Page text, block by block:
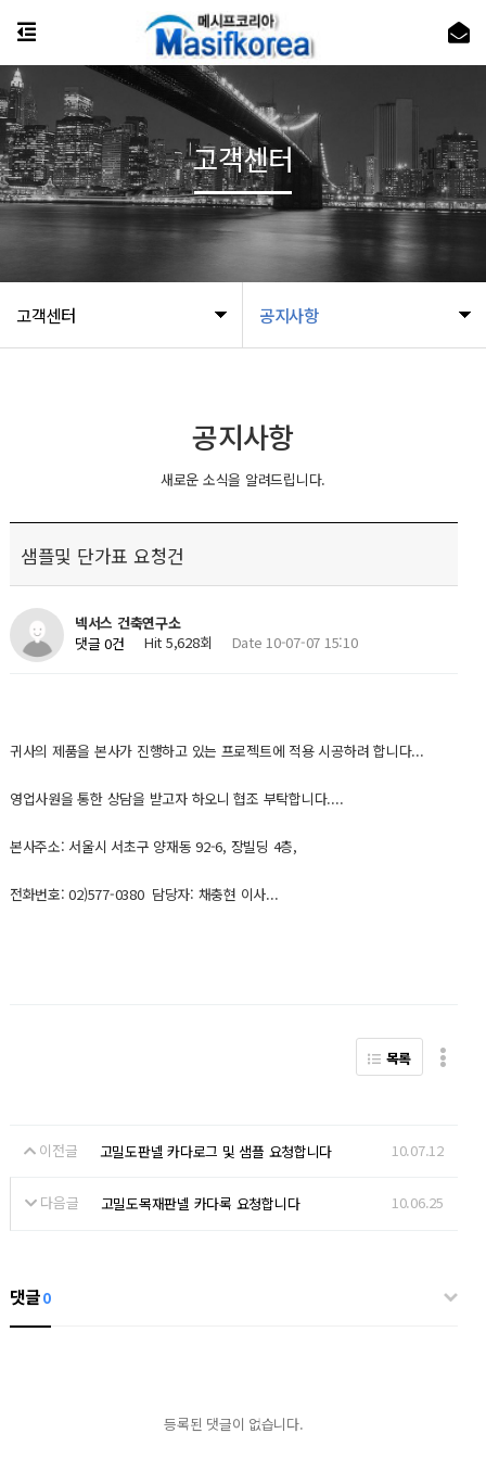
고객센터 공지사항
고객센터
공지사항
새로운 소식을 알려드립니다.
샘플및 단가표 요청건
넥서스 건축연구소
댓글 0건
Hit 5,628회 Date 10-07-07 15:10
귀사의 제품을 본사가 진행하고 있는 프로젝트에 적용 시공하려 합니다...
영업사원을 통한 상담을 받고자 하오니 협조 부탁합니다....
본사주소: 서울시 서초구 양재동 92-6, 장빌딩 4층,
전화번호: 02)577-0380 담당자: 채충현 이사...
목록
이전글 고밀도판넬 카다로그 및 샘플 요청합니다 10.07.12
다음글 고밀도목재판넬 카다록 요청합니다 10.06.25
댓글0
등록된 댓글이 없습니다.